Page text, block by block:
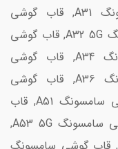
سامسونگ A30S, قاب گوشی سامسونگ A31, قاب گوشی
سامسونگ A32 4G, قاب گوشی سامسونگ A32 5G, قاب گوشی
سامسونگ A33, قاب گوشی سامسونگ A34, قاب گوشی
سامسونگ A35, قاب گوشی سامسونگ A36, قاب گوشی
سامسونگ A30S/A50/A50S, قاب گوشی سامسونگ A51, قاب
گوشی سامسونگ A52/A52S, قاب گوشی سامسونگ A53 5G,